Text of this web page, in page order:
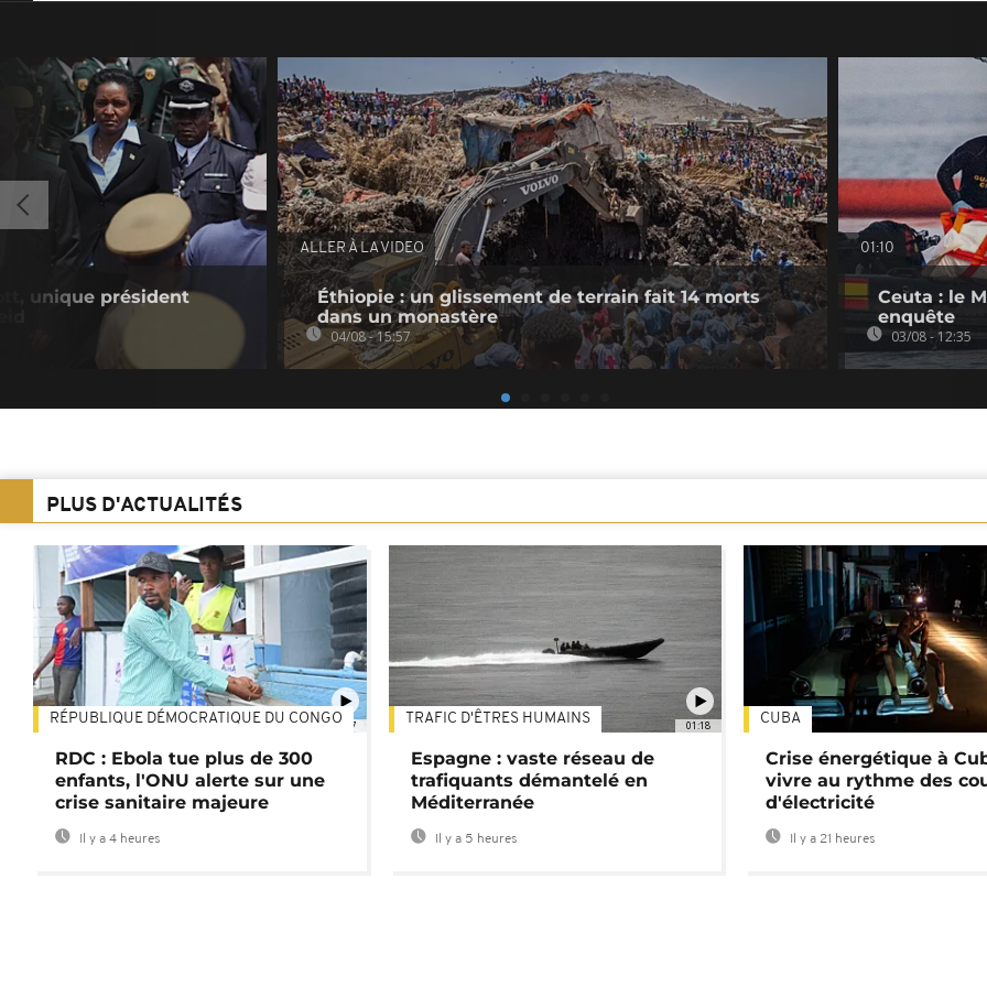
unique président
ALLER À LA VIDEO
Éthiopie : un glissement de terrain fait 14 morts
dans un monastère
04/08 - 15:57
01:10
Ceuta : le
enquête
03/08 - 12:35
PLUS D'ACTUALITÉS
01:47
RÉPUBLIQUE DÉMOCRATIQUE DU CONGO
RDC : Ebola tue plus de 300
enfants, l'ONU alerte sur une
crise sanitaire majeure
Il y a 4 heures
01:18
TRAFIC D'ÊTRES HUMAINS
Espagne : vaste réseau de
trafiquants démantelé en
Méditerranée
Il y a 5 heures
CUBA
Crise énergétique à
vivre au rythme des
d'électricité
Il y a 21 heures